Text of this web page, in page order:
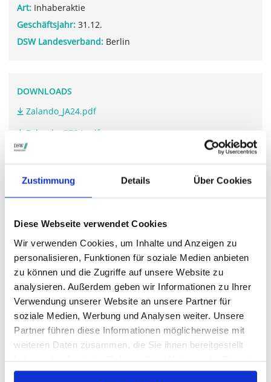
Zustimmung Details Über Cookies
Diese Webseite verwendet Cookies
Wir verwenden Cookies, um Inhalte und Anzeigen zu
personalisieren, Funktionen für soziale Medien anbieten
zu können und die Zugriffe auf unsere Website zu
analysieren. Außerdem geben wir Informationen zu Ihrer
Verwendung unserer Website an unsere Partner für
soziale Medien, Werbung und Analysen weiter. Unsere
Partner führen diese Informationen möglicherweise mit
weiteren Daten zusammen, die Sie ihnen bereitgestellt
gesammelt haben.
Art: Inhaberaktie
Geschäftsjahr: 31.12.
DSW Landesverband: Berlin
DOWNLOADS
Zalando_JA24.pdf
Zalando_GB24.pdf
WEITERFÜHRENDE LINKS
STIMMRECHTSVERTRETUNG DURCH DIE DSW
Die DSW vertritt Ihre Stimmrechte auf sämtlichen
wichtigen Hauptversammlungen in Deutschland.
VERGANGENE HAUPTVERSAMMLUNGSTERMINE
archiv.hauptversammlung.de